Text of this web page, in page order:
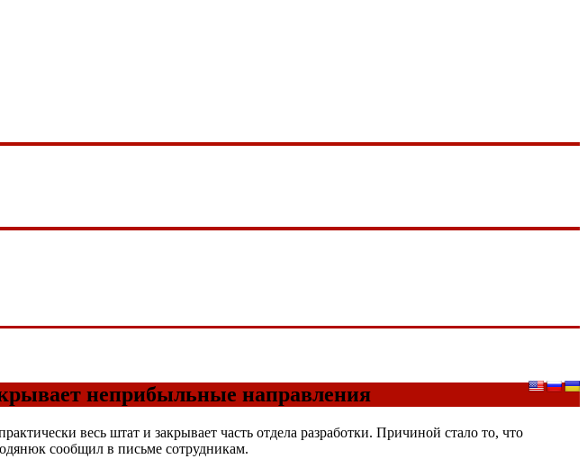
неприбыльные направления
весь штат и закрывает часть отдела разработки. Причиной стало то, что
сообщил в письме сотрудникам.